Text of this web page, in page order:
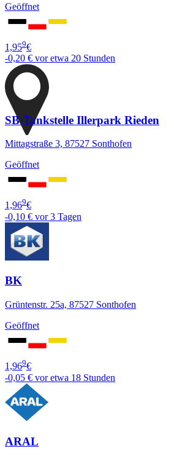
Geöffnet
1,959€
-0,20 € vor etwa 20 Stunden
SB-Tankstelle Illerpark Rieden
Mittagstraße 3, 87527 Sonthofen
Geöffnet
1,969€
-0,10 € vor 3 Tagen
BK
Grüntenstr. 25a, 87527 Sonthofen
Geöffnet
1,969€
-0,05 € vor etwa 18 Stunden
ARAL